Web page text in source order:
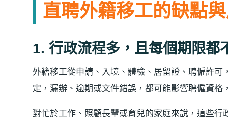
直聘外籍移工的缺點
1. 行政流程多，且每個期限都
外籍移工從申請、入境、體檢、居留證、聘僱許
定，漏辦、逾期或文件錯誤，都可能影響聘僱資格
對忙於工作、照顧長輩或育兒的家庭來說，這些